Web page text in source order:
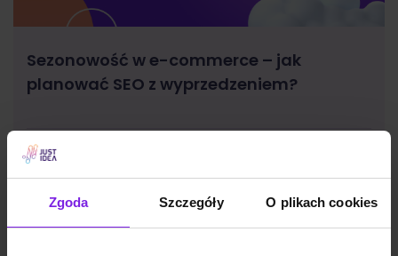
Zgoda Szczegóły O plikach cookies
Sezonowość w e-commerce – jak
planować SEO z wyprzedzeniem?
SEO